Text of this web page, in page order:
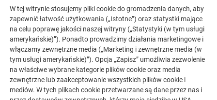
PRAKTYCZNE WSKAZÓWKI DO ELEWACJI
W tej witrynie stosujemy pliki cookie do gromadzenia danych, aby
zapewnić łatwość użytkowania („Istotne”) oraz statystki mające
na celu poprawę jakości naszej witryny („Statystyki (w tym usługi
amerykańskie)”). Ponadto prowadzimy działania marketingowe i
włączamy zewnętrzne media („Marketing i zewnętrzne media (w
tym usługi amerykańskie)”). Opcja „Zapisz” umożliwia zezwolenie
na właściwe wybrane kategorie plików cookie oraz media
zewnętrzne lub zaakceptowanie wszystkich plików cookie i
mediów. W tych plikach cookie przetwarzane są dane przez nas i